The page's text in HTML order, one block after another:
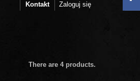
Zaloguj się
Kontakt
There are 4 products.